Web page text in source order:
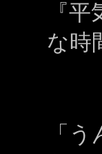
『
な時
「